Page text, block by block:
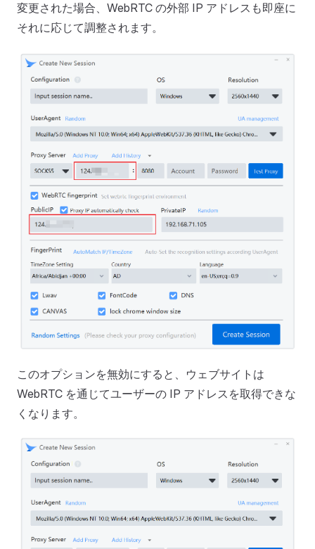
変更された場合、WebRTC の外部 IP アドレスも即座に
それに応じて調整されます。
このオプションを無効にすると、ウェブサイトは
WebRTC を通じてユーザーの IP アドレスを取得できな
くなります。